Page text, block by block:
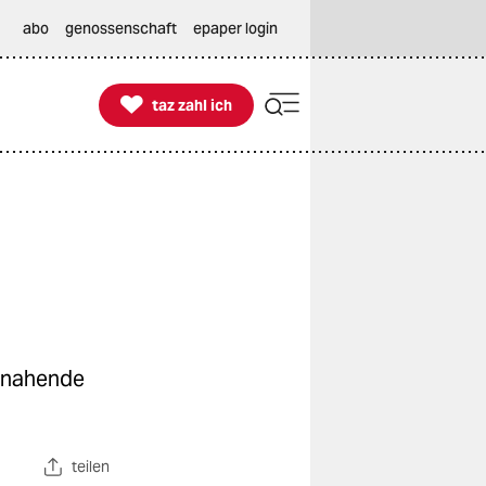
abo genossenschaft epaper login

taz zahl ich
taz zahl ich
teilen